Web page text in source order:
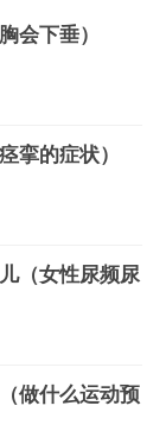
会下垂）
挛的症状）
（女性尿频尿
做什么运动预